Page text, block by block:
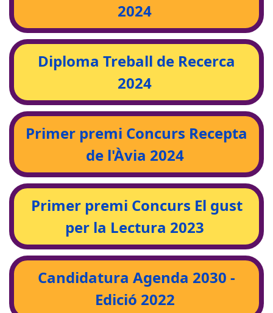
2024
Diploma Treball de Recerca
2024
Primer premi Concurs Recepta
de l'Àvia 2024
Primer premi Concurs El gust
per la Lectura 2023
Candidatura Agenda 2030 -
Edició 2022